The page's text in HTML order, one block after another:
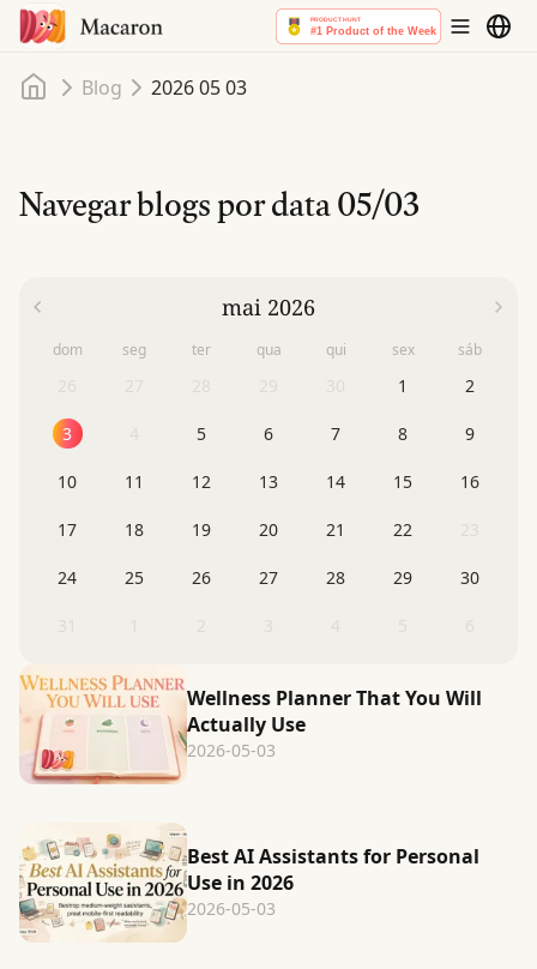
InícioBlog 2026 05 03
Navegar blogs por data05/03
Wellness Planner That You Will
Actually Use
2026-05-03
Best AI Assistants for Personal
Use in 2026
2026-05-03
mai 2026
dom seg ter qua qui sex sáb
1 2
3 5 6 7 8 9
10 11 12 13 14 15 16
17 18 19 20 21 22
24 25 26 27 28 29 30